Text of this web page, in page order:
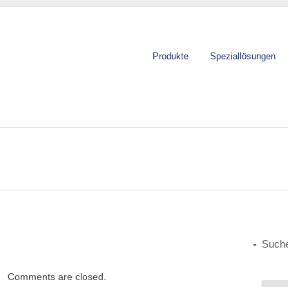
Produkte Speziallösungen
Comments are closed.